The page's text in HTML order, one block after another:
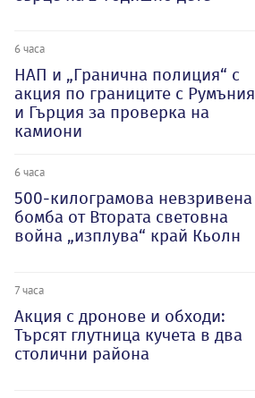
6 часа
НАП и „Гранична полиция“ с
акция по границите с Румъния
и Гърция за проверка на
камиони
6 часа
500-килограмова невзривена
бомба от Втората световна
война „изплува“ край Кьолн
7 часа
Акция с дронове и обходи:
Търсят глутница кучета в два
столични района